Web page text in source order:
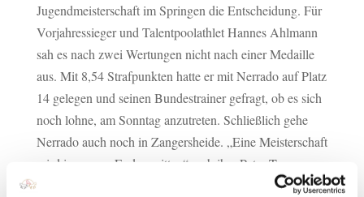
Jugendmeisterschaft im Springen die Entscheidung. Für
Vorjahressieger und Talentpoolathlet Hannes Ahlmann
sah es nach zwei Wertungen nicht nach einer Medaille
aus. Mit 8,54 Strafpunkten hatte er mit Nerrado auf Platz
14 gelegen und seinen Bundestrainer gefragt, ob es sich
noch lohne, am Sonntag anzutreten. Schließlich gehe
Nerrado auch noch in Zangersheide. „Eine Meisterschaft
wird immer zu Ende geritten“, gab ihm Peter Teeuwen
mit auf den Weg. Und das hat sich gelohnt: Mit zwei